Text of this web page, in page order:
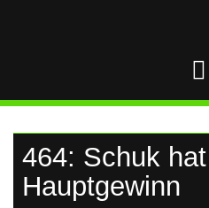
464: Schuk
Hauptgewinn